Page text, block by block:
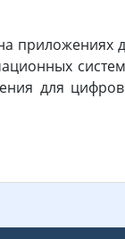
приложениях
для